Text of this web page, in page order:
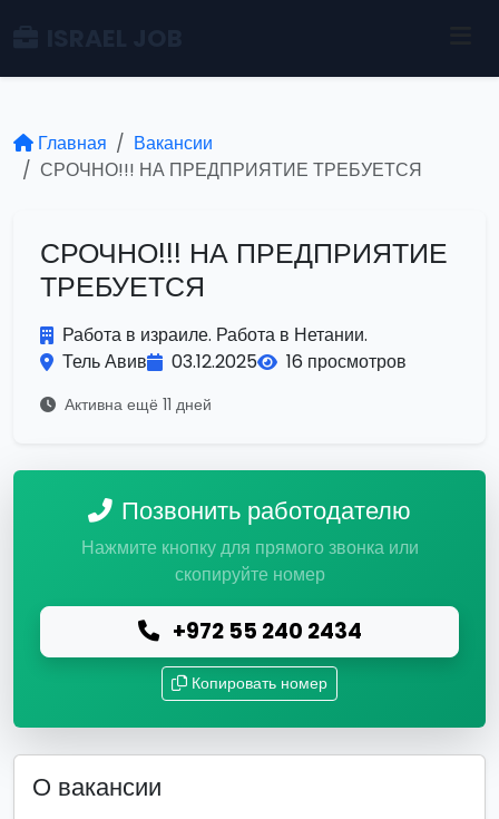
Главная
Вакансии
СРОЧНО!!! НА ПРЕДПРИЯТИЕ ТРЕБУЕТСЯ
СРОЧНО!!! НА ПРЕДПРИЯТИЕ
ТРЕБУЕТСЯ
Работа в израиле. Работа в Нетании.
Тель Авив
03.12.2025 16 просмотров
Активна ещё 11 дней
Позвонить работодателю
Нажмите кнопку для прямого звонка или
скопируйте номер
+972 55 240 2434
Копировать номер
О вакансии